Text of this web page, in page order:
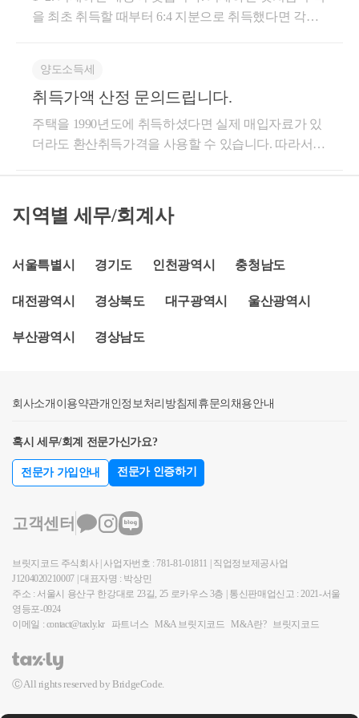
blog.naver.com
친절한 소통
무회계 장성
료상담이 원칙입니다.◆ 전화 : 02-565-2200◆ 메일 : cta
일이 속한 달의 말일부터 6개월 이내증여 취득 : 취득
는 분들이 생각보다 많습니다.재산적 가치가 있는 것
이므로 당연히 피상속인의 상속재산에 포함되어 상속
세가 과세됩니다.상속인들께서는 해당 내용 꼭 참고하
시기 바랍니다.오늘은 골프회원권의취득부터 양도,상
절세안을 도출합니다.이상 세무회계 장성의 신세무사
상담 중에 통화가 어려운 경우가 있으므로, 문자로 연
세) 상담은유료상담이 원칙입니다.◆ 전화 : 02-565-220
시가가 오른 비율을 고려하여 취득가액을 계산하게 되
되어환산취득가액이 높아지고 세액적으로 유리할 수
있습니다.예를 들어 신축 실제 취득가액이 5억원인데
환산으로 취득가액을 계산하면 10억원이 나온다면다
들 환산취득가액을 사용하고 싶을 수 있겠죠?환산취
건물을 신축 혹은 증축한 뒤그 건물의 취득일 (증축일)
또는 환산취득가액을그 취득가액으로 산정하는 경우
라면감정가 / 환산취득가액의 5%를가산세로 결정세액
에 더하게 됩니다.신축 공사비용 보다 감정/환산시 취
래가액을 넣지 않는 경우를방지하기 위해 이러한 가산
우 주의하셔야 하며,그 기간이 애매하다면 꼭 5년 후에
라면가산세는 5천만원이 추가로 붙습니다.굉장히 큰
제재임을 확인해주세요.환산취득가액 적용시 필요경
비는?원래 양도세 계산 할 때는취득시, 양도시 필요경
득가액을 적용하게 되면,실제 들어간 필요경비가 적용
이 안됩니다.이 경우 필요경비개산공제라 하여취득시
기준시가의 3%만 필요경비로 적용하게 됩니다.주의하
셔야 할 부분은환산취득가액이 아닌기준시가의 3% 라
는 점입니다.20억 X 5억 / 10억 = 환산 취득가액 10억아
까의 가정을 기준으로 보자면,환산가액 10억원이 아닌
대한 취득가액을 어떻게 결정할지는가산세와 필요경
한다) 중 국세청장이 고시하는 사업자(이하 “시가고시
가상자산사업자”라 한다)가 취급하는 가상자산의 경
현재 가상자산별로 공시한 가상자산 가격의 평균2. 제
산사업자등이 2022년 1월 1일 0시 현재 가상자산별로
공시한 가상자산 가격​요약하자면즉 실지 취득가액과
22년 1월1일 현재 0시 공시가격의 평균중 큰 가격이 취
다. 다만 원래 취득가액이 더 크다면 확인은 해두셔야
겠죠.​실제취득가액을 쓰는 경우엔 선입선출로 계산해
비상장 코인의 거래에 대해서 취득가액이 없는 경우에
장 코인을 가지고 있으신분이라면 기존 취득 및 양도
결정한 가액 ③ 당해 토지와 바로 인접된 토지 중 품위
ㆍ정황이 유사한 토지의 등급 ④ 품위ㆍ정황이 유사한
급
을 최초 취득할 때부터 6:4 지분으로 취득했다면 각자
했다면 증여받은 배우자의 취득가액은 증여세 신고 당
시의 가액이 되는 것입니다. 도움이 되셨길 바랍니다.
감사합니다.
양도소득세
취득가액 산정 문의드립니다.
주택을 1990년도에 취득하셨다면 실제 매입자료가 있
더라도 환산취득가격을 사용할 수 있습니다. 따라서
고로 환산취득가격을 사용할 경우, 필요경비는 취득당
시 공시가격의 3%가 적용되니 참고하시면 됩니다. 도
지역별 세무/회계사
서울특별시 경기도 인천광역시 충청남도
대전광역시 경상북도 대구광역시 울산광역시
부산광역시 경상남도
회사소개 이용약관개인정보처리방침제휴문의 채용안내
혹시 세무/회계 전문가신가요?
전문가 가입안내 전문가 인증하기
고객센터
브릿지코드 주식회사 | 사업자번호 : 781-81-01811 | 직업정보제공사업
J1204020210007 | 대표자명 : 박상민
주소 : 서울시 용산구 한강대로 23길, 25 로카우스 3층 | 통신판매업신고 : 2021-서울
영등포-0924
이메일 : contact@taxly.kr
파트너스 M&A 브릿지코드 M&A란? 브릿지코드
Ⓒ All rights reserved by BridgeCode.